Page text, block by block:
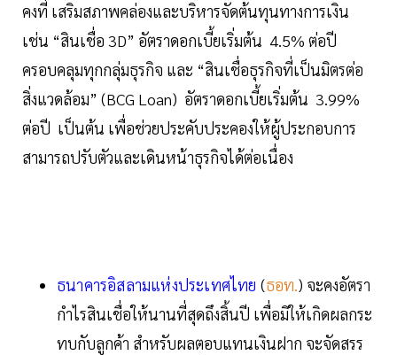
คงที่ เสริมสภาพคล่องและบริหารจัดต้นทุนทางการเงิน
เช่น “สินเชื่อ 3D” อัตราดอกเบี้ยเริ่มต้น 4.5% ต่อปี
ครอบคลุมทุกกลุ่มธุรกิจ และ “สินเชื่อธุรกิจที่เป็นมิตรต่อ
สิ่งแวดล้อม” (BCG Loan) อัตราดอกเบี้ยเริ่มต้น 3.99%
ต่อปี เป็นต้น เพื่อช่วยประคับประคองให้ผู้ประกอบการ
สามารถปรับตัวและเดินหน้าธุรกิจได้ต่อเนื่อง
ธนาคารอิสลามแห่งประเทศไทย (ธอท.) จะคงอัตรา
กำไรสินเชื่อให้นานที่สุดถึงสิ้นปี เพื่อมิให้เกิดผลกระ
ทบกับลูกค้า สำหรับผลตอบแทนเงินฝาก จะจัดสรร